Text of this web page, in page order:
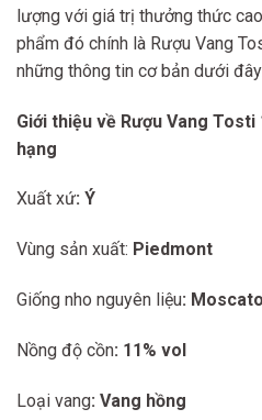
lượng với giá trị thưởng thức
phẩm đó chính là Rượu Vang
những thông tin cơ bản dưới
Giới thiệu về Rượu Vang
hạng
Xuất xứ: Ý
Vùng sản xuất: Piedmont
Giống nho nguyên liệu: Moscato
Nồng độ cồn: 11% vol
Loại vang: Vang hồng